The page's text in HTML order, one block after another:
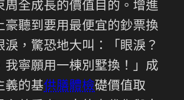
周全成長的價值目的。增進
豪聽到要用最便宜的鈔票換
淚，驚恐地大叫：「眼淚？
我寧願用一棟別墅換！」成
義的基供膳體檢礎價值取